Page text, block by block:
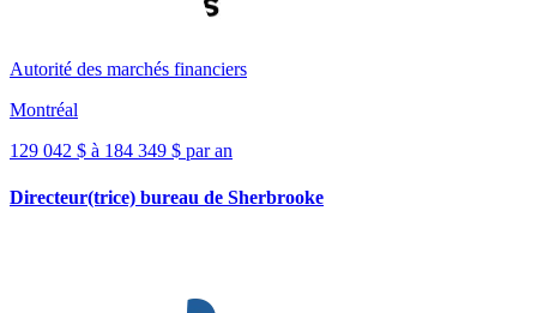
Autorité des marchés financiers
Montréal
129 042 $ à 184 349 $ par an
Directeur(trice) bureau de Sherbrooke